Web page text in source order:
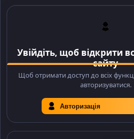
Увійдіть, щоб відкрити
сайту
Щоб отримати доступ до всіх
авторизуватися.
Авторизація